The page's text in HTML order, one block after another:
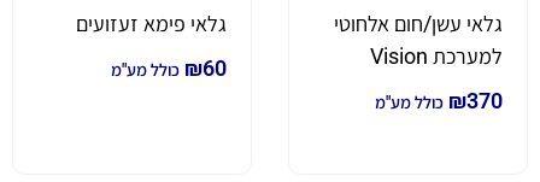
גלאי עשן/חום אלחוטי
למערכת Vision
₪370 כולל מע"מ
גלאי פימא זעזועים
₪60 כולל מע"מ